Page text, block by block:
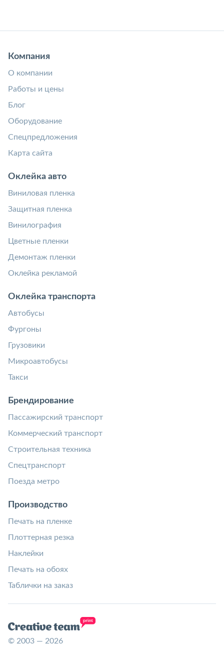
Компания
О компании
Работы и цены
Блог
Оборудование
Спецпредложения
Карта сайта
Оклейка авто
Виниловая пленка
Защитная пленка
Винилография
Цветные пленки
Демонтаж пленки
Оклейка рекламой
Оклейка транспорта
Автобусы
Фургоны
Грузовики
Микроавтобусы
Такси
Брендирование
Пассажирский транспорт
Коммерческий транспорт
Строительная техника
Спецтранспорт
Поезда метро
Производство
Печать на пленке
Плоттерная резка
Наклейки
Печать на обоях
Таблички на заказ
© 2003 — 2026